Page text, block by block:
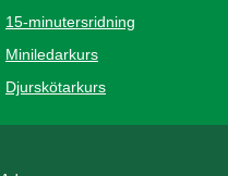
15-minutersridning
Miniledarkurs
Djurskötarkurs